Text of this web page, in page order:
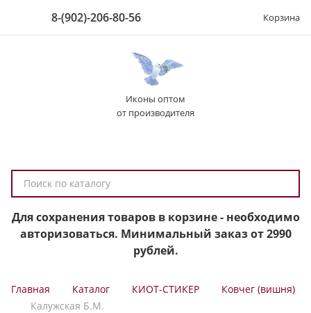
8-(902)-206-80-56 Корзина
Иконы оптом
от производителя
о
и
с
к
Для сохранения товаров в корзине - необходимо
авторизоваться. Минимальный заказ от 2990
рублей.
Главная Каталог КИОТ-СТИКЕР
Ковчег (вишня)
Калужская Б.М.